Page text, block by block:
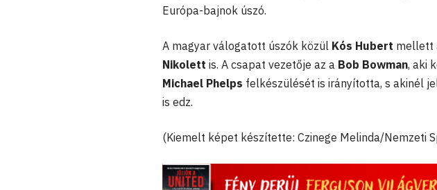
Európa-bajnok úszó.
A magyar válogatott úszók közül Kós Hubert mellett
Nikolett is. A csapat vezetője az a Bob Bowman, aki
Michael Phelps felkészülését is irányította, s akinél
is edz.
(Kiemelt képet készítette: Czinege Melinda/Nemzeti